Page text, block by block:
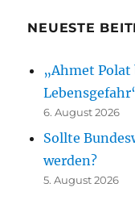
NEUESTE
„Ahmet
6. August 2026
Sollte
werden?
5. August 2026